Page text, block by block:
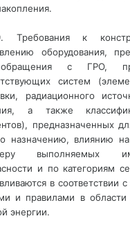
Требования к
оборудования,
с ГРО,
систем
радиационного
а также
предназначенных
назначению, влиянию на
выполняемых
и по категориям
в соответствии
и правилами в области
энергии.